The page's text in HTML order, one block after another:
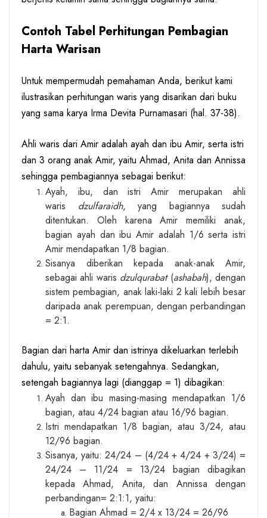
Contoh Tabel Perhitungan Pembagian
Harta Warisan
Untuk mempermudah pemahaman Anda, berikut kami
ilustrasikan perhitungan waris yang disarikan dari buku
yang sama karya Irma Devita Purnamasari (hal. 37-38).
Ahli waris dari Amir adalah ayah dan ibu Amir, serta istri
dan 3 orang anak Amir, yaitu Ahmad, Anita dan Annissa
sehingga pembagiannya sebagai berikut:
Ayah, ibu, dan istri Amir merupakan ahli
waris dzulfaraidh, yang bagiannya sudah
ditentukan. Oleh karena Amir memiliki anak,
bagian ayah dan ibu Amir adalah 1/6 serta istri
Amir mendapatkan 1/8 bagian.
Sisanya diberikan kepada anak-anak Amir,
sebagai ahli waris dzulqurabat(ashabah), dengan
sistem pembagian, anak laki-laki 2 kali lebih besar
daripada anak perempuan, dengan perbandingan
= 2:1.
Bagian dari harta Amir dan istrinya dikeluarkan terlebih
dahulu, yaitu sebanyak setengahnya. Sedangkan,
setengah bagiannya lagi (dianggap = 1) dibagikan:
Ayah dan ibu masing-masing mendapatkan 1/6
bagian, atau 4/24 bagian atau 16/96 bagian.
Istri mendapatkan 1/8 bagian, atau 3/24, atau
12/96 bagian.
Sisanya, yaitu: 24/24 – (4/24 + 4/24 + 3/24) =
24/24 – 11/24 = 13/24 bagian dibagikan
kepada Ahmad, Anita, dan Annissa dengan
perbandingan= 2:1:1, yaitu:
Bagian Ahmad = 2/4 x 13/24 = 26/96